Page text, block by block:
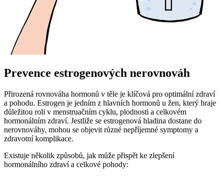
Prevence estrogenových nerovnováh
Přirozená rovnováha hormonů v těle je klíčová pro optimální zdraví
a pohodu. Estrogen je jedním z hlavních hormonů u žen, který hraje
důležitou roli v menstruačním cyklu, plodnosti a celkovém
hormonálním zdraví. Jestliže se estrogenová hladina dostane do
nerovnováhy, mohou se objevit různé nepříjemné symptomy a
zdravotní komplikace.
Existuje několik způsobů, jak může přispět ke zlepšení
hormonálního zdraví a celkové pohody: